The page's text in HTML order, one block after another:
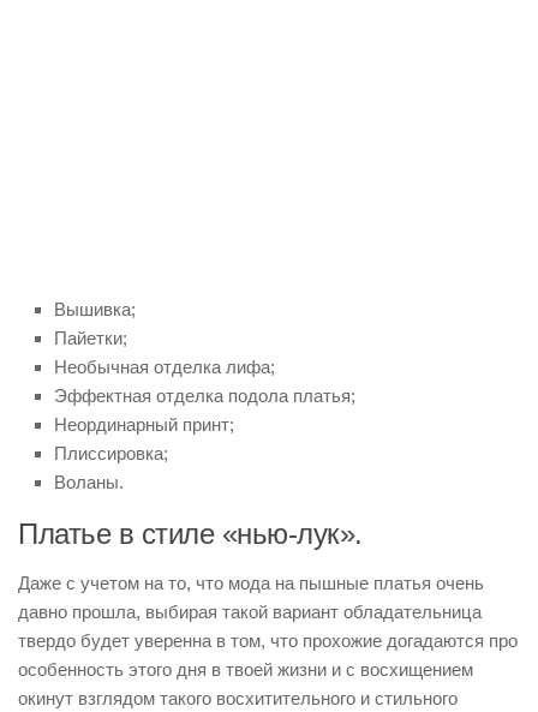
Вышивка;
Пайетки;
Необычная отделка лифа;
Эффектная отделка подола платья;
Неординарный принт;
Плиссировка;
Воланы.
Платье в стиле «нью-лук».
Даже с учетом на то, что мода на пышные платья очень
давно прошла, выбирая такой вариант обладательница
твердо будет уверенна в том, что прохожие догадаются про
особенность этого дня в твоей жизни и с восхищением
окинут взглядом такого восхитительного и стильного